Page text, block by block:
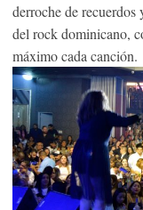
derroche de recuerdos
del rock dominicano,
máximo cada canción.